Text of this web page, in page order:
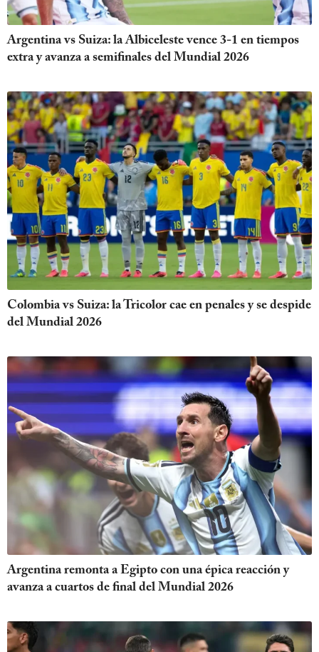
Argentina vs Suiza: la Albiceleste vence 3-1 en tiempos
extra y avanza a semifinales del Mundial 2026
Colombia vs Suiza: la Tricolor cae en penales y se despide
del Mundial 2026
Argentina remonta a Egipto con una épica reacción y
avanza a cuartos de final del Mundial 2026